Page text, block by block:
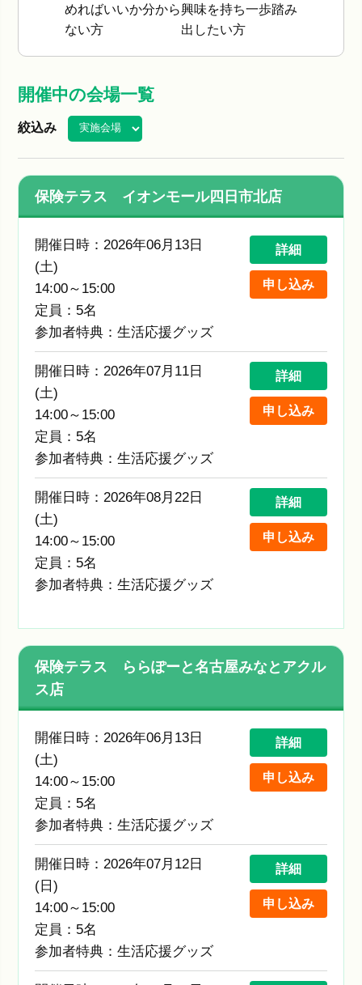
めればいいか分から
ない方
興味を持ち一歩踏み
出したい方
開催中の会場一覧
絞込み
保険テラス イオンモール四日市北店
開催日時：2026年06月13日
(土)
14:00～15:00
定員：5名
参加者特典：生活応援グッズ
詳細
申し込み
開催日時：2026年07月11日
(土)
14:00～15:00
定員：5名
参加者特典：生活応援グッズ
詳細
申し込み
開催日時：2026年08月22日
(土)
14:00～15:00
定員：5名
参加者特典：生活応援グッズ
詳細
申し込み
保険テラス ららぽーと名古屋みなとアクル
ス店
開催日時：2026年06月13日
(土)
14:00～15:00
定員：5名
参加者特典：生活応援グッズ
詳細
申し込み
開催日時：2026年07月12日
(日)
14:00～15:00
定員：5名
参加者特典：生活応援グッズ
詳細
申し込み